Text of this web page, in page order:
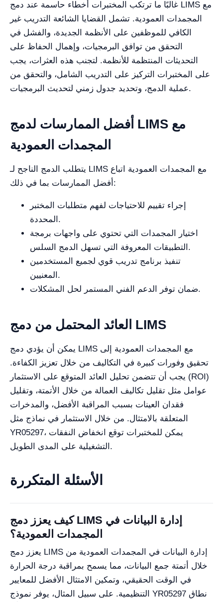
غالبًا ما ترتكب المختبرات أخطاء حاسمة عند دمج LIMS مع
المجمدات العمودية. تشمل القضايا الشائعة التدريب غير
الكافي للموظفين على الأنظمة الجديدة، والفشل في
التحقق من توافق البرمجيات، وإهمال الحفاظ على
التحديثات المنتظمة للأنظمة. لتجنب هذه العثرات، يجب
على المختبرات التركيز على التدريب الشامل، والتحقق من
عملية الدمج، وتحديد جدول زمني لتحديث البرمجيات.
أفضل الممارسات لدمج LIMS مع
المجمدات العمودية
يتطلب الدمج الناجح لـ LIMS مع المجمدات العمودية اتباع
أفضل الممارسات بما في ذلك:
إجراء تقييم للاحتياجات لفهم متطلبات المختبر
المحددة.
اختيار المجمدات التي تحتوي على واجهات برمجة
التطبيقات المعروفة التي تسهل الدمج السلس.
تنفيذ برنامج تدريب قوي لجميع المستخدمين
المعنيين.
ضمان توفر الدعم الفني المستمر لحل المشكلات.
العائد المحتمل من دمج LIMS
يمكن أن يؤدي دمج LIMS مع المجمدات العمودية إلى
تحقيق وفورات كبيرة في التكاليف من خلال تعزيز الكفاءة.
يجب أن تتضمن تحليل العائد المتوقع على الاستثمار (ROI)
عوامل مثل تقليل تكاليف العمالة من خلال الأتمتة، وتقليل
فقدان العينات بسبب المراقبة الأفضل، والمدخرات
المتعلقة بالامتثال. من خلال الاستثمار في نماذج مثل
YR05297، يمكن للمختبرات توقع انخفاض النفقات
التشغيلية على المدى الطويل.
الأسئلة المتكررة
كيف يعزز دمج LIMS إدارة البيانات في
المجمدات العمودية؟
يعزز دمج LIMS إدارة البيانات في المجمدات العمودية من
خلال أتمتة جمع البيانات، مما يسمح بمراقبة درجة الحرارة
في الوقت الحقيقي، وتمكين الامتثال الأفضل للمعايير
التنظيمية. على سبيل المثال، يوفر نموذج YR05297 نطاق